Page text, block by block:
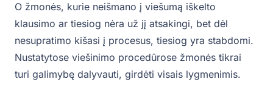
O žmonės, kurie neišmano į viešumą iškelto
klausimo ar tiesiog nėra už jį atsakingi, bet dėl
nesupratimo kišasi į procesus, tiesiog yra stabdomi.
Nustatytose viešinimo procedūrose žmonės tikrai
turi galimybę dalyvauti, girdėti visais lygmenimis.